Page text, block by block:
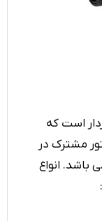
است که
مشترک در
باشد. انواع